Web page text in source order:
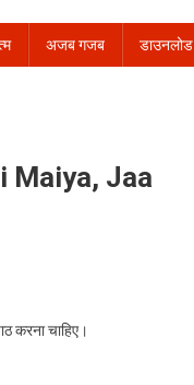
अजब गजब डाउनलोड
Maiya, Jaa
करना चाहिए।